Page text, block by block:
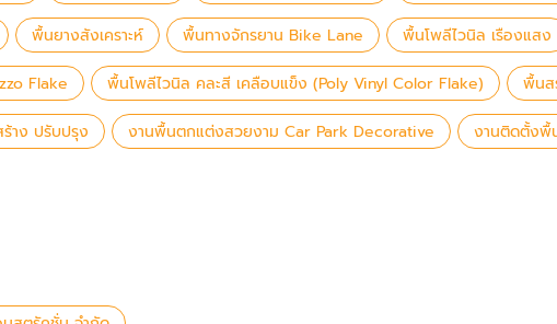
พื้นยางสังเคราะห์ พื้นทางจักรยาน Bike Lane พื้นโพลีไวนิล เรืองแสง
Flake พื้นโพลีไวนิล คละสี เคลือบแข็ง (Poly Vinyl Color Flake) พื้นส
าง ปรับปรุง งานพื้นตกแต่งสวยงาม Car Park Decorative งานติดตั้งพื้